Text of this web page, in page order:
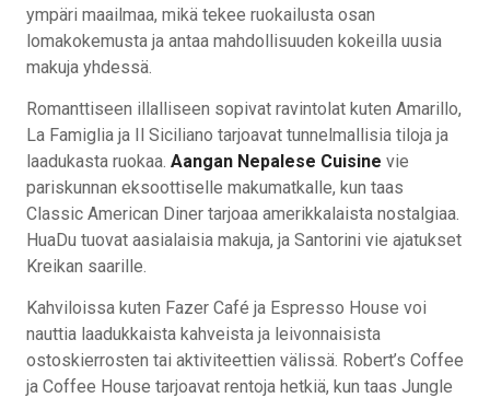
ympäri maailmaa, mikä tekee ruokailusta osan
lomakokemusta ja antaa mahdollisuuden kokeilla uusia
makuja yhdessä.
Romanttiseen illalliseen sopivat ravintolat kuten Amarillo,
La Famiglia ja Il Siciliano tarjoavat tunnelmallisia tiloja ja
laadukasta ruokaa. Aangan Nepalese Cuisine vie
pariskunnan eksoottiselle makumatkalle, kun taas
Classic American Diner tarjoaa amerikkalaista nostalgiaa.
HuaDu tuovat aasialaisia makuja, ja Santorini vie ajatukset
Kreikan saarille.
Kahviloissa kuten Fazer Café ja Espresso House voi
nauttia laadukkaista kahveista ja leivonnaisista
ostoskierrosten tai aktiviteettien välissä. Robert’s Coffee
ja Coffee House tarjoavat rentoja hetkiä, kun taas Jungle